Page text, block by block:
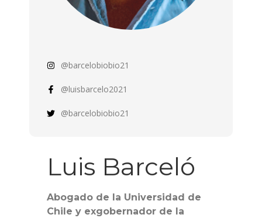
@barcelobiobio21
@luisbarcelo2021
@barcelobiobio21
Luis Barceló
Abogado de la Universidad de
Chile y exgobernador de la